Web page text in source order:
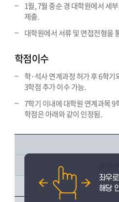
1월, 7월 중순 경 대학원에서 세
제출.
대학원에서 서류 및 면접전형을
학점이수
학·석사 연계과정 허가 후 6학
3학점 추가 이수 가능.
7학기 이내에 대학원 연계과목
학점은 아래와 같이 인정됨.
자